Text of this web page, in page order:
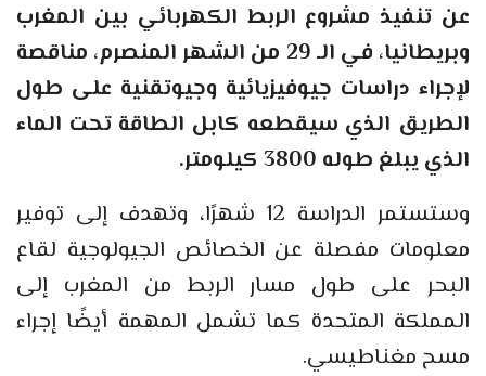
عن تنفيذ مشروع الربط الكهربائي بين المغرب
وبريطانيا، في الـ 29 من الشهر المنصرم، مناقصة
لإجراء دراسات جيوفيزيائية وجيوتقنية على طول
الطريق الذي سيقطعه كابل الطاقة تحت الماء
الذي يبلغ طوله 3800 كيلومتر.
وستستمر الدراسة 12 شهرًا، وتهدف إلى توفير
معلومات مفصلة عن الخصائص الجيولوجية لقاع
البحر على طول مسار الربط من المغرب إلى
المملكة المتحدة كما تشمل المهمة أيضًا إجراء
مسح مغناطيسي.